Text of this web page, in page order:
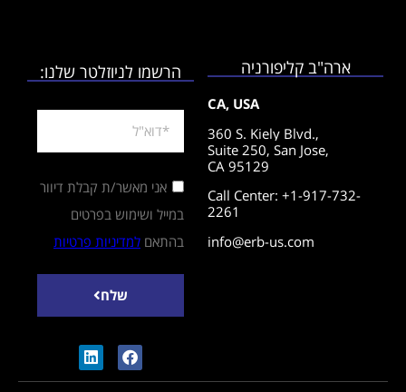
ארה"ב קליפורניה
CA, USA
360 S. Kiely Blvd.,
Suite 250, San Jose,
CA 95129
Call Center: +1-917-732-
2261
info@erb-us.com
הרשמו לניוזלטר שלנו:
אני מאשר/ת קבלת דיוור
במייל ושימוש בפרטים
בהתאם למדיניות פרטיות
שלח